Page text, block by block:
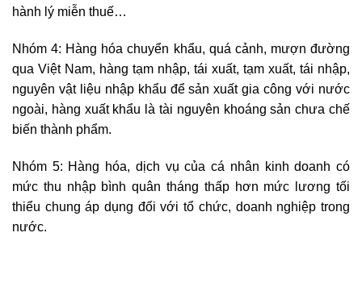
hành lý miễn thuế…
Nhóm 4: Hàng hóa chuyển khẩu, quá cảnh, mượn đường
qua Việt Nam, hàng tạm nhập, tái xuất, tạm xuất, tái nhập,
nguyên vật liệu nhập khẩu để sản xuất gia công với nước
ngoài, hàng xuất khẩu là tài nguyên khoáng sản chưa chế
biến thành phẩm.
Nhóm 5: Hàng hóa, dịch vụ của cá nhân kinh doanh có
mức thu nhập bình quân tháng thấp hơn mức lương tối
thiểu chung áp dụng đối với tổ chức, doanh nghiệp trong
nước.